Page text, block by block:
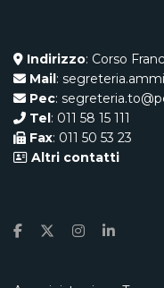
Indirizzo: Corso
Mail:
Pec:
Tel: 011 58 15 111
Fax: 011 50 53 23
Altri contatti